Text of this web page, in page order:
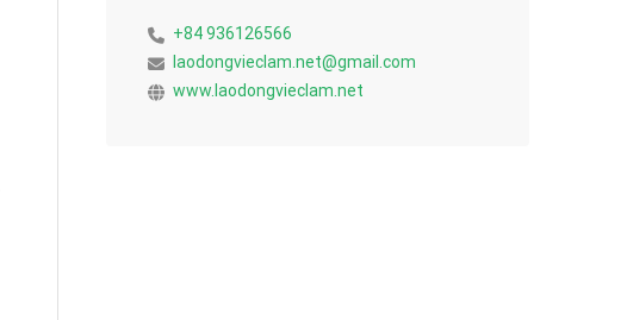
+84 936126566
laodongvieclam.net@gmail.com
www.laodongvieclam.net